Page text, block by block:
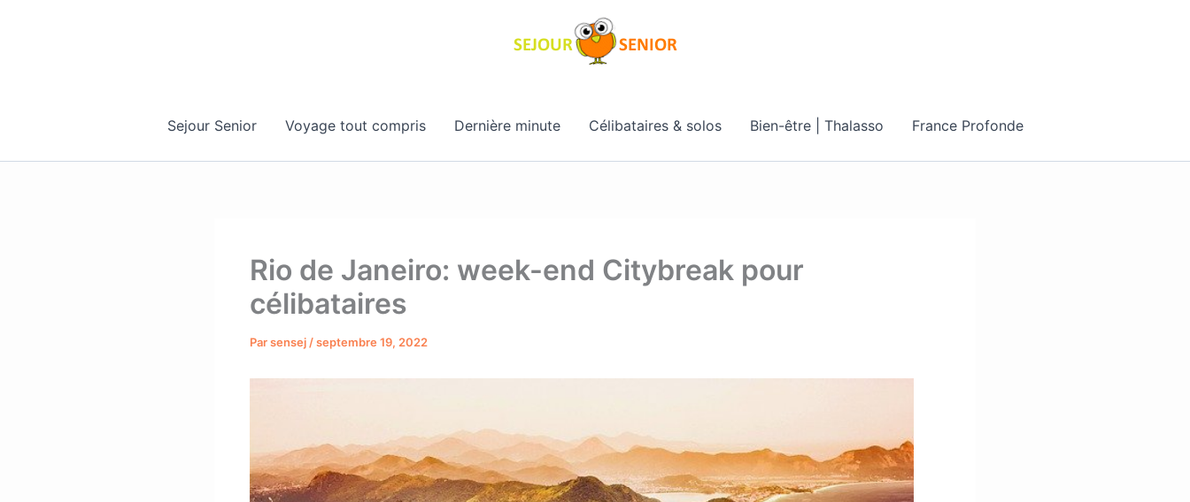
Sejour Senior Voyage tout compris Dernière minute Célibataires & solos Bien-être | Thalasso France Profonde
Rio de Janeiro: week-end Citybreak pour
célibataires
Parsensej /septembre 19, 2022